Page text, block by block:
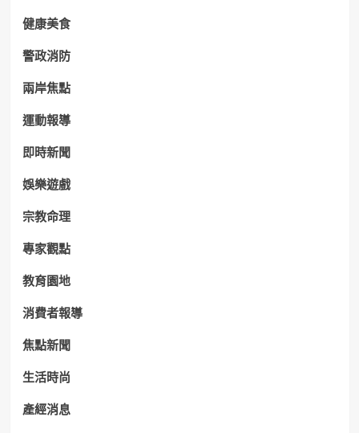
健康美食
警政消防
兩岸焦點
運動報導
即時新聞
娛樂遊戲
宗教命理
專家觀點
教育園地
消費者報導
焦點新聞
生活時尚
產經消息